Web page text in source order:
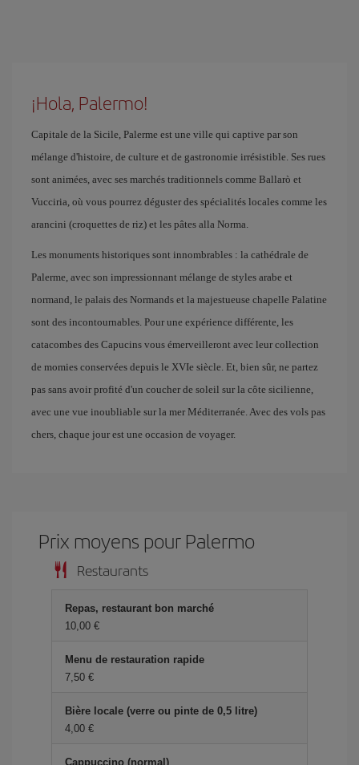
¡Hola, Palermo!
Capitale de la Sicile, Palerme est une ville qui captive par son
mélange d'histoire, de culture et de gastronomie irrésistible. Ses rues
sont animées, avec ses marchés traditionnels comme Ballarò et
Vucciria, où vous pourrez déguster des spécialités locales comme les
arancini (croquettes de riz) et les pâtes alla Norma.
Les monuments historiques sont innombrables : la cathédrale de
Palerme, avec son impressionnant mélange de styles arabe et
normand, le palais des Normands et la majestueuse chapelle Palatine
sont des incontournables. Pour une expérience différente, les
catacombes des Capucins vous émerveilleront avec leur collection
de momies conservées depuis le XVIe siècle. Et, bien sûr, ne partez
pas sans avoir profité d'un coucher de soleil sur la côte sicilienne,
avec une vue inoubliable sur la mer Méditerranée. Avec des vols pas
chers, chaque jour est une occasion de voyager.
Prix ​​moyens pour Palermo
Restaurants
Repas, restaurant bon marché
10,00 €
Menu de restauration rapide
7,50 €
Bière locale (verre ou pinte de 0,5 litre)
4,00 €
Cappuccino (normal)